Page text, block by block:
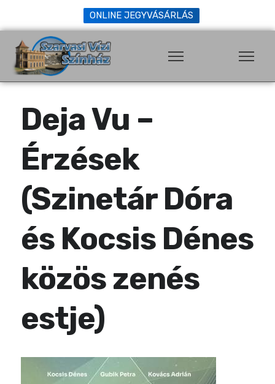
ONLINE JEGYVÁSÁRLÁS
Deja Vu –
Érzések
(Szinetár Dóra
és Kocsis Dénes
közös zenés
estje)